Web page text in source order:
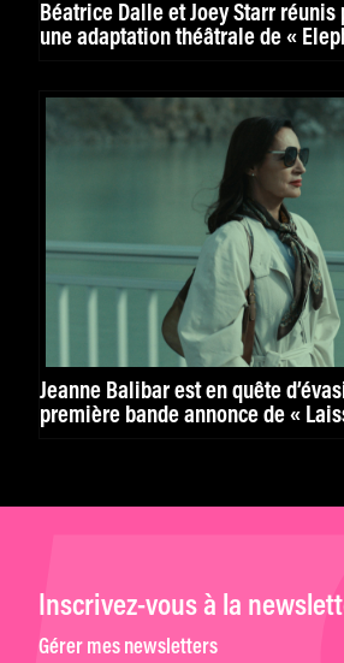
Béatrice Dalle et Joey Starr
une adaptation théâtrale de «
Jeanne Balibar est en quête
première bande annonce de «
Inscrivez-vous à la
Gérer mes newsletters